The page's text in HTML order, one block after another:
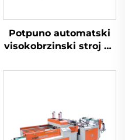
Potpuno automatski
visokobrzinski stroj za